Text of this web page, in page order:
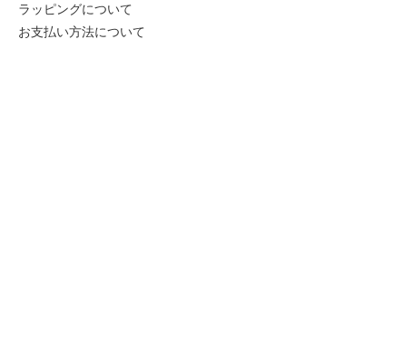
ラッピングについて
お支払い方法について